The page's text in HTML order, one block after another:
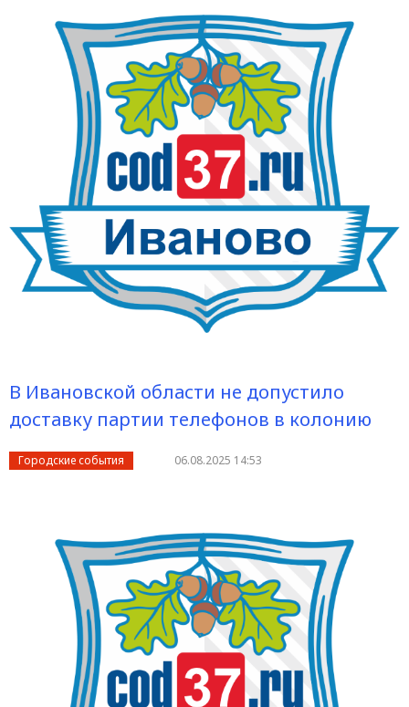
В Ивановской области не допустило
доставку партии телефонов в колонию
Городские события 06.08.2025 14:53